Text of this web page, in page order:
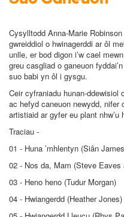
Cysylltodd Anna-Marie
gwreiddiol o hwinagerddi ar ôl
unlle, er bod digon i’w cael
greu casgliad o ganeuon
suo babi yn ôl i gysgu.
Ceir cyfraniadu hunan-ddewisiol
ac hefyd caneuon newydd, nifer
artistiaid ar gyfer eu plant nhw’u
Traciau -
01 - Huna ’mhlentyn (Siân
02 - Nos da, Mam (Steve Eaves
03 - Heno heno (Tudur Morgan)
04 - Hwiangerdd (Heather Jones)